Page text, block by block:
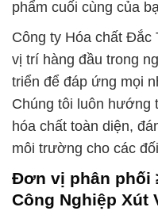
phẩm cuối cùng của
Công ty Hóa chất Đắc
vị trí hàng đầu trong
triển để đáp ứng mọi
Chúng tôi luôn hướng
hóa chất toàn diện,
môi trường cho các
Đơn vị phân phối
Công Nghiệp Xút